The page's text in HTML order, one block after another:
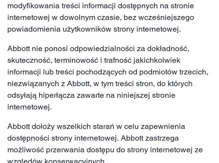
modyfikowania treści informacji dostępnych na stronie
internetowej w dowolnym czasie, bez wcześniejszego
powiadomienia użytkowników strony internetowej.
Abbott nie ponosi odpowiedzialności za dokładność,
skuteczność, terminowość i trafność jakichkolwiek
informacji lub treści pochodzących od podmiotów trzecich,
niezwiązanych z Abbott, w tym treści stron, do których
odsyłają hiperłącza zawarte na niniejszej stronie
internetowej.
Abbott dołoży wszelkich starań w celu zapewnienia
dostępności strony internetowej. Abbott zastrzega
możliwość przerwania dostępu do strony internetowej ze